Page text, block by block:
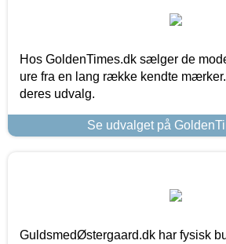
Hos GoldenTimes.dk sælger de
ure fra en lang række kendte
deres udvalg.
Se udvalget på
GuldsmedØstergaard.dk har fysisk